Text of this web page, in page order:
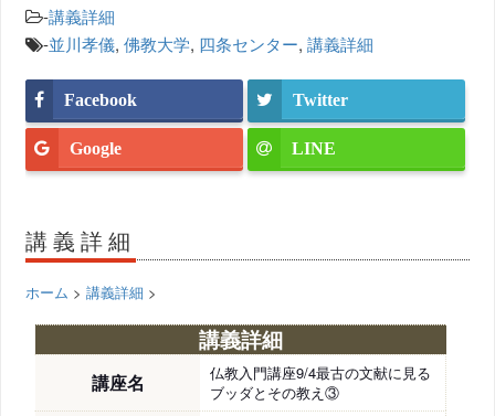
-講義詳細
-並川孝儀,佛教大学, 四条センター,講義詳細
Facebook Twitter
Google LINE
講義詳細
ホーム >講義詳細 >
講義詳細
講座名
仏教入門講座9/4最古の文献に見る
ブッダとその教え③